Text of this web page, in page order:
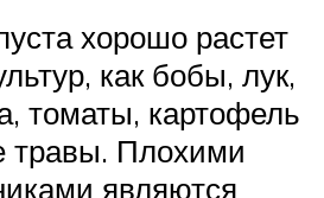
хорошо растет
как бобы, лук,
томаты, картофель
травы. Плохими
являются